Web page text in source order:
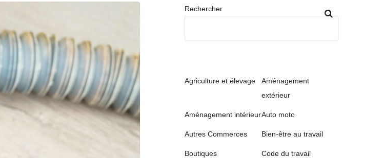
Rechercher
Agriculture et élevage
Aménagement
extérieur
Aménagement intérieurAuto moto
Autres Commerces Bien-être au travail
Boutiques Code du travail